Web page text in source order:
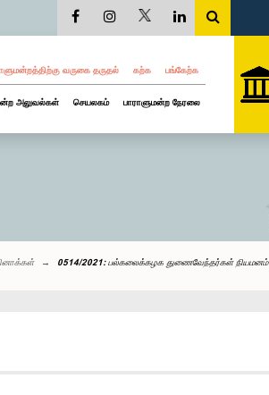
வருகை தருதல் கற்க பங்கேற்க
அலுவல்கள் செயலகம் பாராளுமன்ற நேரலை
0514/2021: பல்கலைக்கழக துணைவேந்தர்கள் நியமனம்: